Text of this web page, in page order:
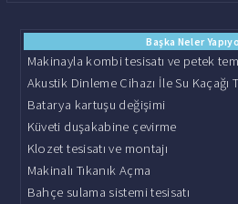
Başka Neler
Makinayla kombi tesisatı ve petek
Akustik Dinleme Cihazı İle Su Kaçağı
Batarya kartuşu değişimi
Küveti duşakabine çevirme
Klozet tesisatı ve montajı
Makinalı Tıkanık Açma
Bahçe sulama sistemi tesisatı